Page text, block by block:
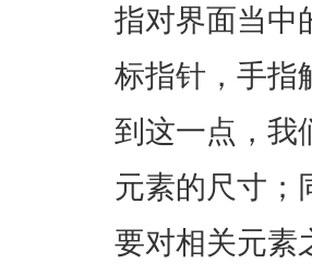
指对界面当中
标指针，手指
到这一点，我
元素的尺寸；
要对相关元素